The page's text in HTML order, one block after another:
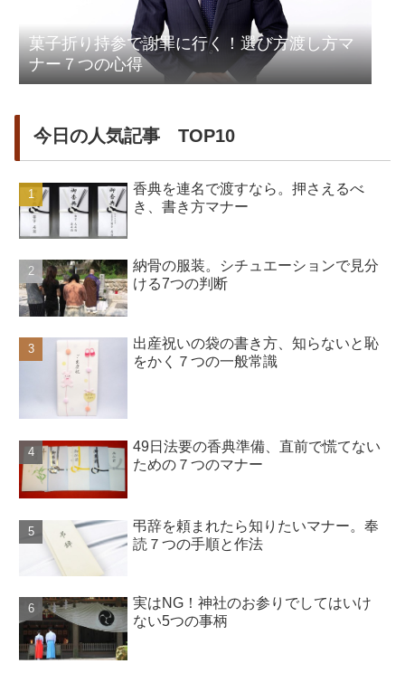
菓子折り持参で謝罪に行く！選び方渡し方マ
ナー７つの心得
今日の人気記事 TOP10
香典を連名で渡すなら。押さえるべ
き、書き方マナー
納骨の服装。シチュエーションで見分
ける7つの判断
出産祝いの袋の書き方、知らないと恥
をかく７つの一般常識
49日法要の香典準備、直前で慌てない
ための７つのマナー
弔辞を頼まれたら知りたいマナー。奉
読７つの手順と作法
実はNG！神社のお参りでしてはいけ
ない5つの事柄